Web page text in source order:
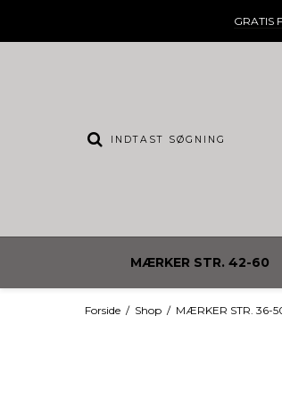
GRATIS
MÆRKER STR. 42-60
Forside / Shop / MÆRKER STR. 36-